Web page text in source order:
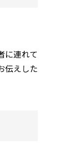
に連れて
伝えした